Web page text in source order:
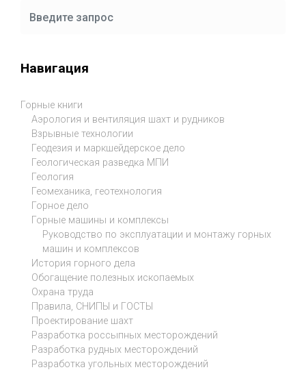
Навигация
Горные книги
Аэрология и вентиляция шахт и рудников
Взрывные технологии
Геодезия и маркшейдерское дело
Геологическая разведка МПИ
Геология
Геомеханика, геотехнология
Горное дело
Горные машины и комплексы
Руководство по эксплуатации и монтажу горных
машин и комплексов
История горного дела
Обогащение полезных ископаемых
Охрана труда
Правила, СНИПЫ и ГОСТЫ
Проектирование шахт
Разработка россыпных месторождений
Разработка рудных месторождений
Разработка угольных месторождений